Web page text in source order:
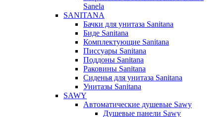
Sanela
SANITANA
Бачки для унитаза Sanitana
Биде Sanitana
Комплектующие Sanitana
Писсуары Sanitana
Поддоны Sanitana
Раковины Sanitana
Сиденья для унитаза Sanitana
Унитазы Sanitana
SAWY
Автоматические душевые Sawy
Душевые панели Sawy